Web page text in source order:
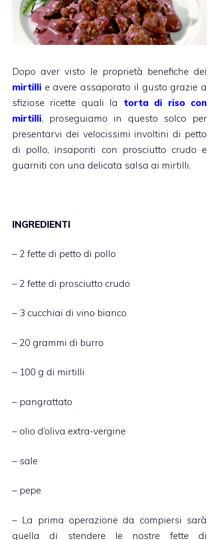
Dopo aver visto le proprietà benefiche dei
mirtilli e avere assaporato il gusto grazie a
sfiziose ricette quali la torta di riso con
mirtilli, proseguiamo in questo solco per
presentarvi dei velocissimi involtini di petto
di pollo, insaporiti con prosciutto crudo e
guarniti con una delicata salsa ai mirtilli.
INGREDIENTI
– 2 fette di petto di pollo
– 2 fette di prosciutto crudo
– 3 cucchiai di vino bianco
– 20 grammi di burro
– 100 g di mirtilli
– pangrattato
– olio d’oliva extra-vergine
– sale
– pepe
– La prima operazione da compiersi sarà
quella di stendere le nostre fette di